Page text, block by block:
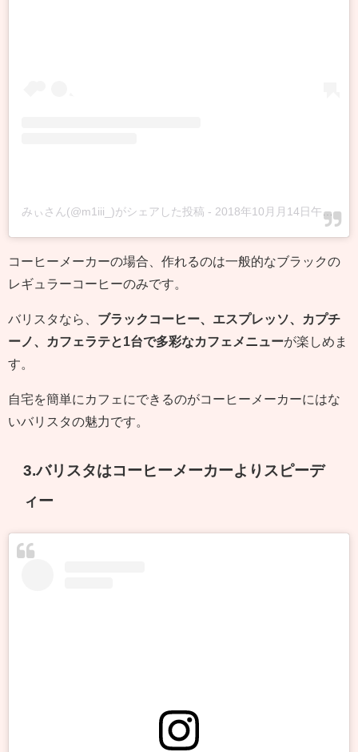
みぃさん(@m1iii_)がシェアした投稿 - 2018年10月月14日午前7時08分PDT
コーヒーメーカーの場合、作れるのは一般的なブラックの
レギュラーコーヒーのみです。
バリスタなら、 ブラックコーヒー、エスプレッソ、カプチ
ーノ、カフェラテと1台で多彩なカフェメニューが楽しめま
す。
自宅を簡単にカフェにできるのがコーヒーメーカーにはな
いバリスタの魅力です。
3.バリスタはコーヒーメーカーよりスピーデ
ィー